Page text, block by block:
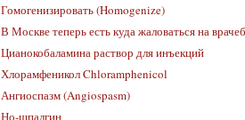
Гомогенизировать (Homogenize)
В Москве теперь есть куда жаловаться на
Цианокобаламина раствор для инъекций
Хлорамфеникол Chloramphenicol
Ангиоспазм (Angiospasm)
Но-шпалгин